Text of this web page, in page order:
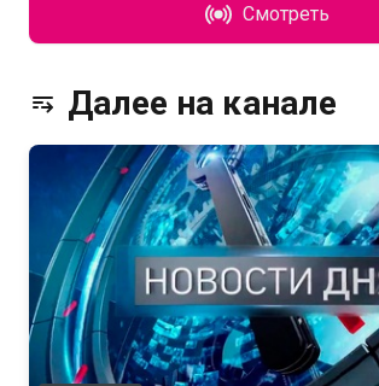
Смотреть
Далее на канале